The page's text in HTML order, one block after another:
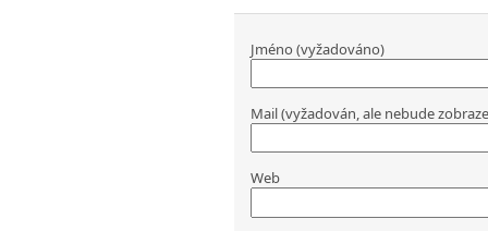
Jméno (vyžadováno)
Mail (vyžadován, ale nebude
Web